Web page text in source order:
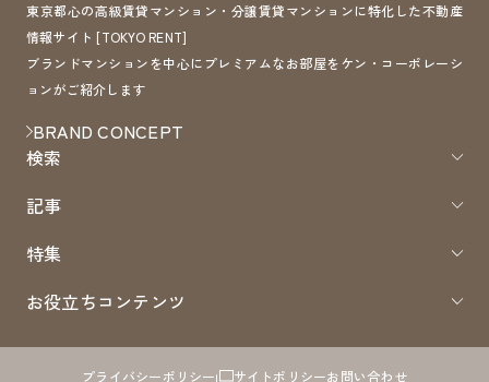
東京都心の高級賃貸マンション・分譲賃貸マンションに特化した不動産
情報サイト [TOKYO RENT]
ブランドマンションを中心にプレミアムなお部屋をケン・コーポレーシ
ョンがご紹介します
BRAND CONCEPT
検索
記事
特集
お役立ちコンテンツ
プライバシーポリシー サイトポリシーお問い合わせ